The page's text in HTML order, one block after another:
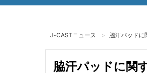
J-CASTニュース 脇汗パッドに
脇汗パッドに関